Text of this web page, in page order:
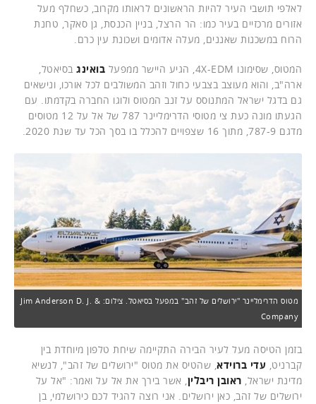
לאלפי תושבי העיר להיות הראשונים לראותו מקרוב, כשחלף מעל
אזורים מרכזיים בעיר כמו: הר הרצל, בניין הכנסת, גן סאקר, טחנת
הרוח במשכנות שאננים, מעלה אדומים ושכונת עין כרם.
המטוס, שסימונו 4X-EDM, הגיע היישר ממפעל בואינג בסיאטל,
ארה"ב, והוא מעוצב בצבעי כחול וזהב המשולבים לכל אורכו, ונישאים
גם בדגל ישראל המתנוסס על זנב המטוס ולוגו החברה בקדמתו. עם
הגעתו מונה כעת צי מטוסי הדרימליינר 787 של אל על 12 מטוסים
מדגם 787-9, מתוך 16 שצפויים להכלל בו בסך הכל עד שנת 2020.
מטוס הדרימליינר "ירושלים של זהב" במפעל בסיאטל. צילום: Jim Anderson D. J. &
Company
בזמן הטיסה מעל לעיר הבירה התקיימה שיחת טלפון מיוחדת בין
קברניט, עדי ברוידא, שהטיס את מטוס "ירושלים של זהב", לנשיא
מדינת ישראל, ראובן ריבלין, אשר בירך את אל על ואמר: "אל על
ירושלים של זהב, כאן ירושלים. אני רוצה להגיד לכם כירושלמי, בן